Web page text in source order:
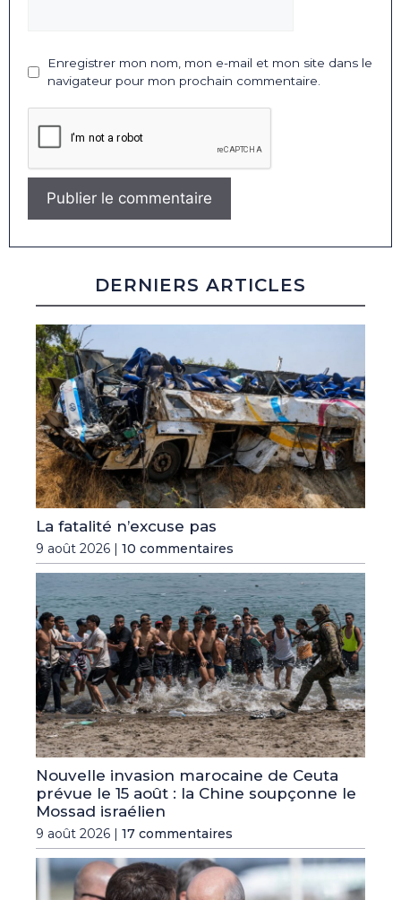
Enregistrer mon nom, mon e-mail et mon site dans le
navigateur pour mon prochain commentaire.
DERNIERS ARTICLES
La fatalité n’excuse pas
9 août 2026 | 10 commentaires
Nouvelle invasion marocaine de Ceuta
prévue le 15 août : la Chine soupçonne le
Mossad israélien
9 août 2026 | 17 commentaires